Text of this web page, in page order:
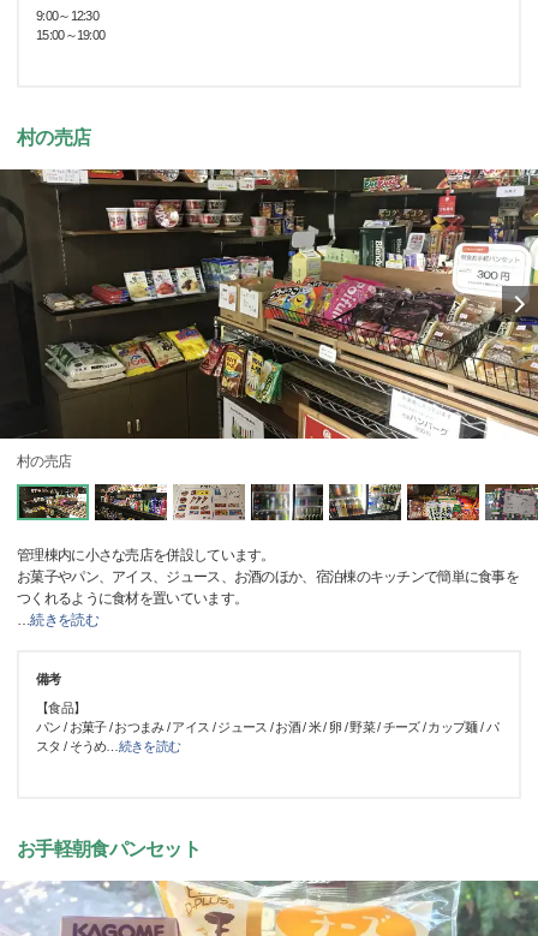
9:00～12:30
15:00～19:00
村の売店
村の売店
​管理棟内に小さな売店を併設しています。
お菓子やパン、アイス、ジュース、お酒のほか、宿泊棟のキッチンで簡単に食事を
つくれるように食材を置いています。
…続きを読む
備考
【食品】
パン / お菓子 / おつまみ / アイス / ジュース / お酒 / 米 / 卵 / 野菜 / チーズ / カップ麺 / パ
スタ / そうめ… 続きを読む
お手軽朝食パンセット